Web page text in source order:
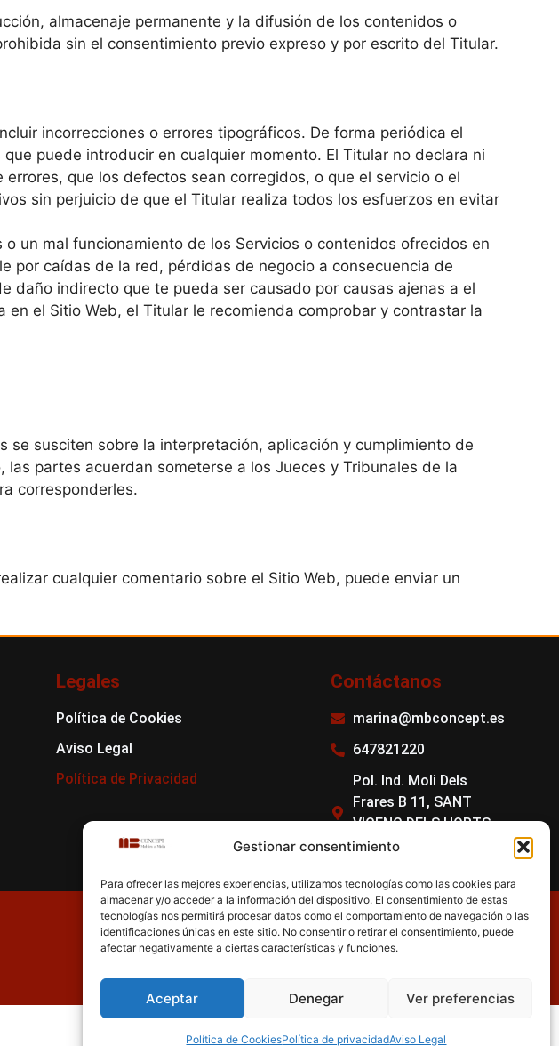
Gestionar consentimiento
Para ofrecer las mejores experiencias, utilizamos tecnologías como las cookies para
almacenar y/o acceder a la información del dispositivo. El consentimiento de estas
tecnologías nos permitirá procesar datos como el comportamiento de navegación o las
identificaciones únicas en este sitio. No consentir o retirar el consentimiento, puede
afectar negativamente a ciertas características y funciones.
Aceptar Denegar Ver preferencias
Política de CookiesPolítica de privacidadAviso Legal
almacenaje permanente y la difusión de los contenidos o
sin el consentimiento previo expreso y por escrito del Titular.
incorrecciones o errores tipográficos. De forma periódica el
puede introducir en cualquier momento. El Titular no declara ni
que los defectos sean corregidos, o que el servicio o el
sin perjuicio de que el Titular realiza todos los esfuerzos en evitar
un mal funcionamiento de los Servicios o contenidos ofrecidos en
por caídas de la red, pérdidas de negocio a consecuencia de
daño indirecto que te pueda ser causado por causas ajenas a el
el Sitio Web, el Titular le recomienda comprobar y contrastar la
se susciten sobre la interpretación, aplicación y cumplimiento de
partes acuerdan someterse a los Jueces y Tribunales de la
corresponderles.
cualquier comentario sobre el Sitio Web, puede enviar un
Legales
Política de Cookies
Aviso Legal
Política de Privacidad
Contáctanos
marina@mbconcept.es
647821220
Pol. Ind. Moli Dels
Frares B 11, SANT
VICENC DELS HORTS,
08620, BARCELONA.